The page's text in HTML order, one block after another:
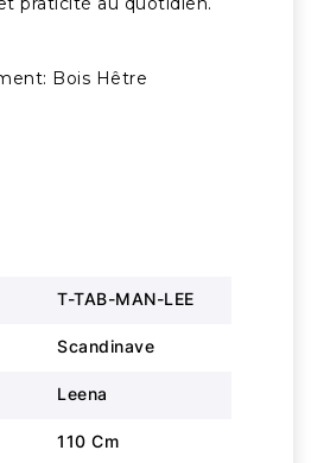
Bois Hêtre
T-TAB-MAN-LEE
Scandinave
Leena
110 Cm